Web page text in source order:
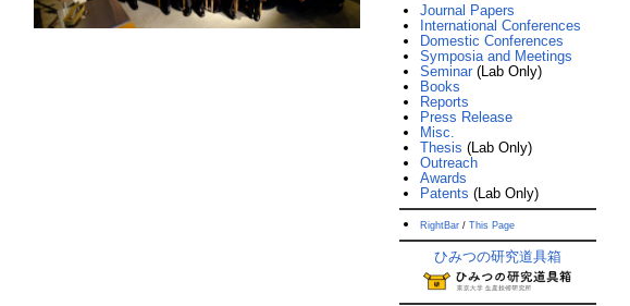
Journal Papers
International Conferences
Domestic Conferences
Symposia and Meetings
Seminar (Lab Only)
Books
Reports
Press Release
Misc.
Thesis (Lab Only)
Outreach
Awards
Patents (Lab Only)
RightBar /This Page
ひみつの研究道具箱